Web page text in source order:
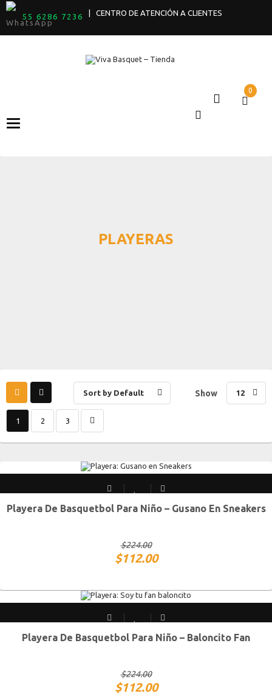
55 6286 7236 | CENTRO DE ATENCIÓN A CLIENTES
Categories
0
PLAYERAS
Sort by Default Show 12
1 2 3
Chico Mediano Grande Extra Grande
Playera De Basquetbol Para Niño – Gusano En Sneakers
$224.00
$112.00
Chico Mediano Grande Extra Grande
Playera De Basquetbol Para Niño – Baloncito Fan
$224.00
$112.00